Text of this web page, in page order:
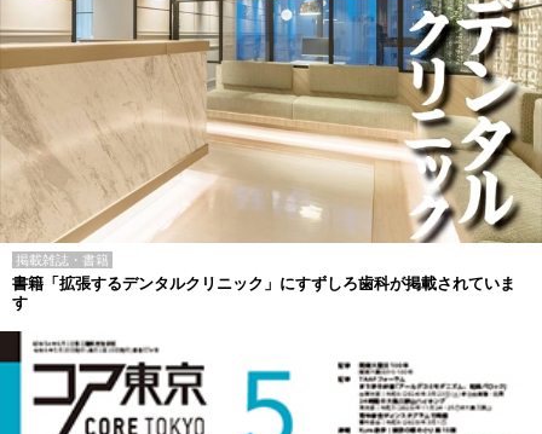
掲載雑誌・書籍
書籍「拡張するデンタルクリニック」にすずしろ歯科が掲載されていま
す